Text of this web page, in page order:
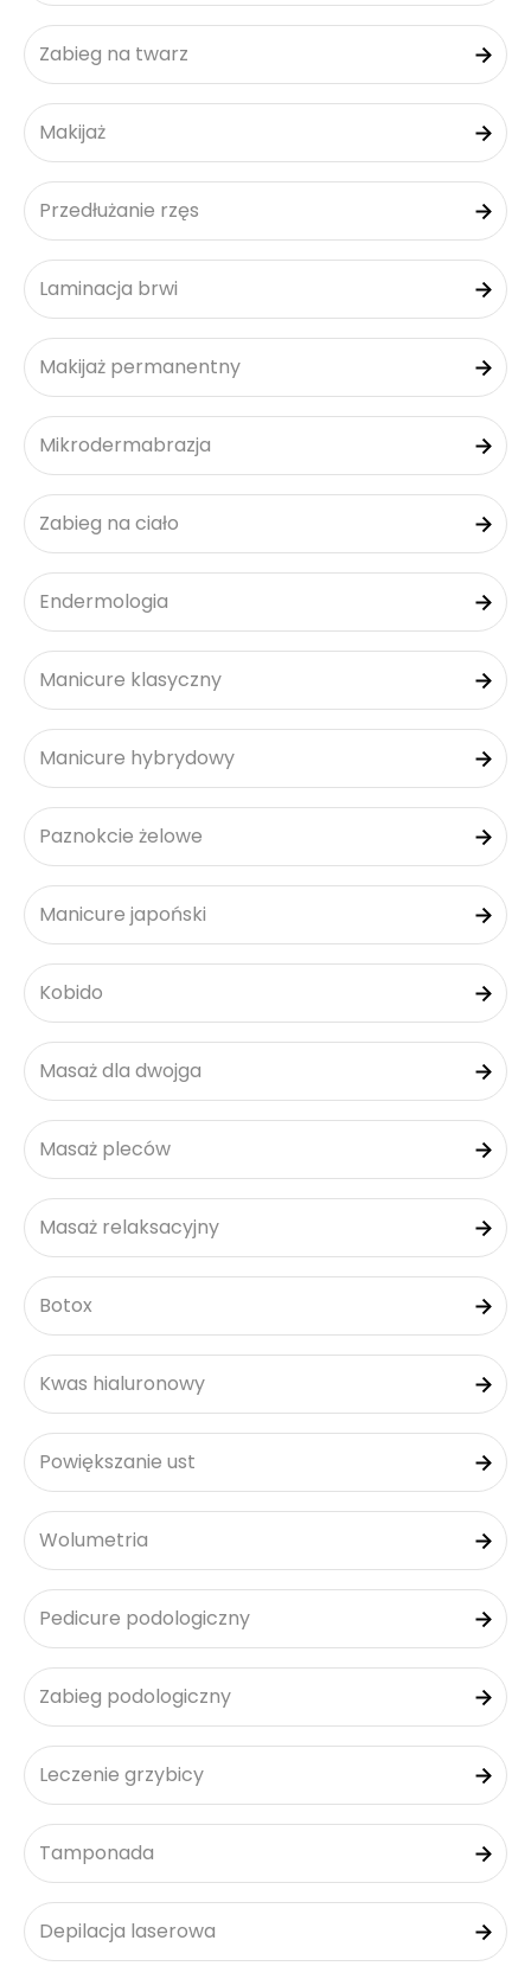
Zabieg na twarz
Makijaż
Przedłużanie rzęs
Laminacja brwi
Makijaż permanentny
Mikrodermabrazja
Zabieg na ciało
Endermologia
Manicure klasyczny
Manicure hybrydowy
Paznokcie żelowe
Manicure japoński
Kobido
Masaż dla dwojga
Masaż pleców
Masaż relaksacyjny
Botox
Kwas hialuronowy
Powiększanie ust
Wolumetria
Pedicure podologiczny
Zabieg podologiczny
Leczenie grzybicy
Tamponada
Depilacja laserowa